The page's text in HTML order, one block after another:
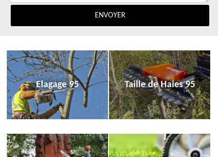
Elagage 95 Taille de Haies 95